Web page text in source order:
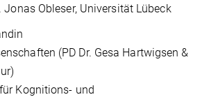
Jonas Obleser, Universität Lübeck
(PD Dr. Gesa Hartwigsen &
Kognitions- und